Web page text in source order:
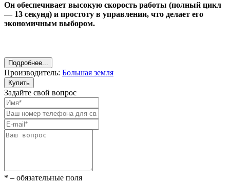
Он обеспечивает высокую скорость работы (полный цикл
— 13 секунд) и простоту в управлении, что делает его
экономичным выбором.
Подробнее...
Производитель: Большая земля
Купить
Задайте свой вопрос
* – обязательные поля